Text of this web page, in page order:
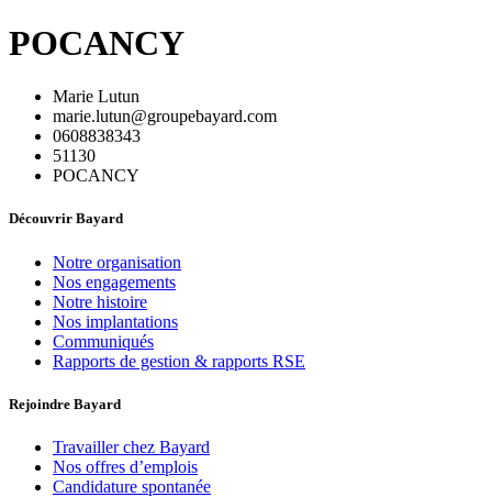
POCANCY
Marie Lutun
marie.lutun@groupebayard.com
0608838343
51130
POCANCY
Découvrir Bayard
Notre organisation
Nos engagements
Notre histoire
Nos implantations
Communiqués
Rapports de gestion & rapports RSE
Rejoindre Bayard
Travailler chez Bayard
Nos offres d’emplois
Candidature spontanée